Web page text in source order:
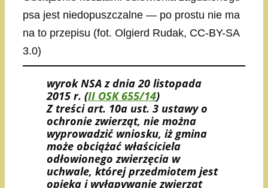
psa jest niedopuszczalne — po prostu nie ma
na to przepisu (fot. Olgierd Rudak, CC-BY-SA
3.0)
wyrok NSA z dnia 20 listopada
2015 r. (II OSK 655/14)
Z treści art. 10a ust. 3 ustawy o
ochronie zwierząt, nie można
wyprowadzić wniosku, iż gmina
może obciążać właściciela
odłowionego zwierzęcia w
uchwale, której przedmiotem jest
opieka i wyłapywanie zwierząt